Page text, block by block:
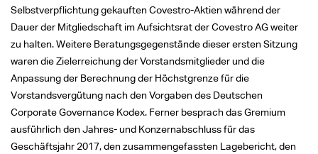
Selbstverpflichtung gekauften Covestro-Aktien während der
Dauer der Mitgliedschaft im Aufsichtsrat der Covestro AG weiter
zu halten. Weitere Beratungsgegenstände dieser ersten Sitzung
waren die Zielerreichung der Vorstandsmitglieder und die
Anpassung der Berechnung der Höchstgrenze für die
Vorstandsvergütung nach den Vorgaben des Deutschen
Corporate Governance Kodex. Ferner besprach das Gremium
ausführlich den Jahres- und Konzernabschluss für das
Geschäftsjahr 2017, den zusammengefassten Lagebericht, den